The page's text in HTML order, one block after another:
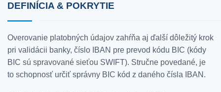
DEFINÍCIA & POKRYTIE
Overovanie platobných údajov zahŕňa aj ďalší dôležitý krok
pri validácii banky, číslo IBAN pre prevod kódu BIC (kódy
BIC sú spravované sieťou SWIFT). Stručne povedané, je
to schopnosť určiť správny BIC kód z daného čísla IBAN.